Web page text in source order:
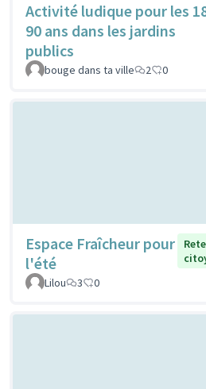
Activité ludique pour les
90 ans dans les jardins
publics
bouge dans ta ville 2 0
Espace Fraîcheur pour
l'été
Lilou
3 0